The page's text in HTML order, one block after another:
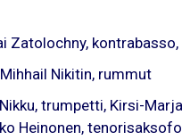
Zatolochny,
Nikitin, rummut
trumpetti, Kirsi-
Heinonen,